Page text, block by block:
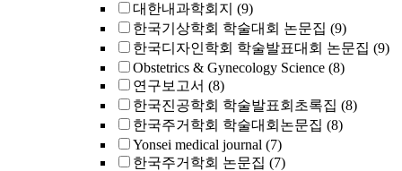
대한내과학회지 (9)
한국기상학회 학술대회 논문집 (9)
한국디자인학회 학술발표대회 논문집 (9)
Obstetrics & Gynecology Science (8)
연구보고서 (8)
한국진공학회 학술발표회초록집 (8)
한국주거학회 학술대회논문집 (8)
Yonsei medical journal (7)
한국주거학회 논문집 (7)